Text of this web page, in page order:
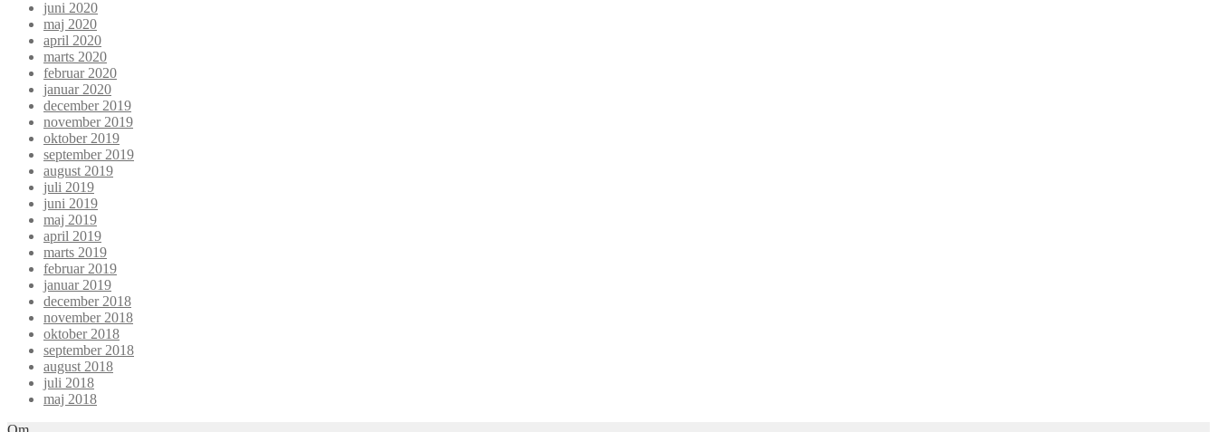
juni 2020
maj 2020
april 2020
marts 2020
februar 2020
januar 2020
december 2019
november 2019
oktober 2019
september 2019
august 2019
juli 2019
juni 2019
maj 2019
april 2019
marts 2019
februar 2019
januar 2019
december 2018
november 2018
oktober 2018
september 2018
august 2018
juli 2018
maj 2018